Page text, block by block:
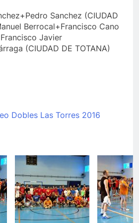
Sanchez (CIUDAD
Berrocal+Francisco Cano
Francisco Javier
(CIUDAD DE TOTANA)
Dobles Las Torres 2016